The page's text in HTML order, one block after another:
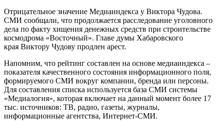
Отрицательное значение Медиаиндекса у Виктора Чудова.
СМИ сообщали, что продолжается расследование уголовного
дела по факту хищения денежных средств при строительстве
космодрома «Восточный». Главе думы Хабаровского
края Виктору Чудову продлен арест.
Напомним, что рейтинг составлен на основе медиаиндекса –
показателя качественного состояния информационного поля,
формируемого СМИ вокруг компании, бренда или персоны.
Для составления списка используется база СМИ системы
«Медиалогия», которая включает на данный момент более 17
тыс. источников: ТВ, радио, газеты, журналы,
информационные агентства, Интернет-СМИ.